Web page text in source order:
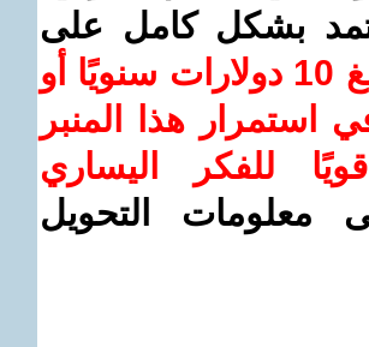
بشكل كامل على
ساهم/ي معنا! بدعمكم بمبلغ 10 دولارات سنويًا أو
استمرار هذا المنبر
للفكر اليساري
معلومات التحويل